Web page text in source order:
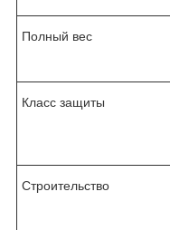
Полный вес
Класс защиты
Строительство